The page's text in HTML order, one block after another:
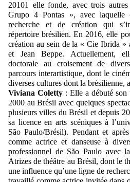
20101 elle fonde, avec trois
Grupo 4 Pontas », avec
recherche et de création qui
répertoire brésilien. En 2016, elle
création au sein de la « Cie Ibrida
et Jean Beppe. Actuellement,
doctorale au croisement de
parcours interartistique, dont le
diverses cultures dont la brésilienne,
Viviana Coletty : Elle a débuté son
2000 au Brésil avec quelques
plusieurs villes du Brésil et depuis
sa licence en arts scéniques à
São Paulo/Brésil). Pendant et
comme actrice et danseuse à
professionnel de São Paulo avec
Atrizes de théâtre au Brésil, dont le
une influence qu’une ligne de